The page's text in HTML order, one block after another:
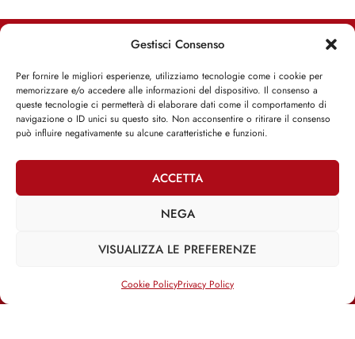
Gestisci Consenso
Per fornire le migliori esperienze, utilizziamo tecnologie come i cookie per
memorizzare e/o accedere alle informazioni del dispositivo. Il consenso a
queste tecnologie ci permetterà di elaborare dati come il comportamento di
navigazione o ID unici su questo sito. Non acconsentire o ritirare il consenso
può influire negativamente su alcune caratteristiche e funzioni.
ACCETTA
NEGA
VISUALIZZA LE PREFERENZE
Cookie PolicyPrivacy Policy
Iscriviti alla Newsletter
@2025 | Franco Debenedetti | All Rights Reserved |
Privacy Policy